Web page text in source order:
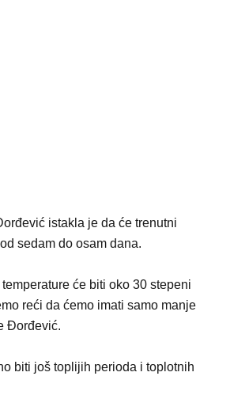
istakla je da će trenutni
sedam do osam dana.
će biti oko 30 stepeni
reći da ćemo imati samo manje
Đorđević.
biti još toplijih perioda i toplotnih